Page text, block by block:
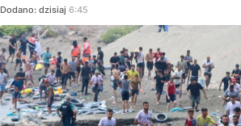
Dodano: dzisiaj 6:45